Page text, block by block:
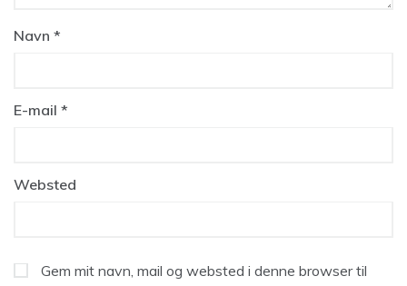
Navn *
E-mail *
Websted
Gem mit navn, mail og websted i denne browser til